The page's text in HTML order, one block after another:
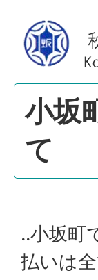
小坂
て
..小坂町
払いは